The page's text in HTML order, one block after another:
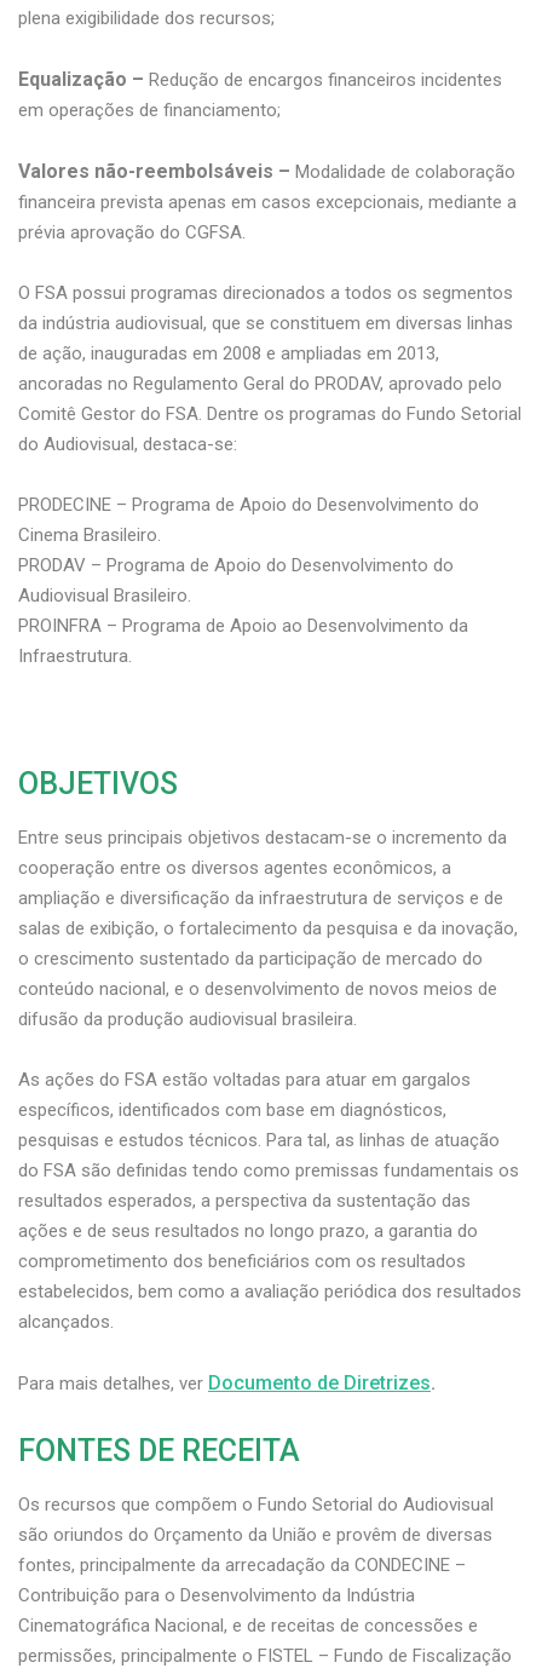
plena exigibilidade dos recursos;
Equalização – Redução de encargos financeiros incidentes
em operações de financiamento;
Valores não-reembolsáveis – Modalidade de colaboração
financeira prevista apenas em casos excepcionais, mediante a
prévia aprovação do CGFSA.
O FSA possui programas direcionados a todos os segmentos
da indústria audiovisual, que se constituem em diversas linhas
de ação, inauguradas em 2008 e ampliadas em 2013,
ancoradas no Regulamento Geral do PRODAV, aprovado pelo
Comitê Gestor do FSA. Dentre os programas do Fundo Setorial
do Audiovisual, destaca-se:
PRODECINE – Programa de Apoio do Desenvolvimento do
Cinema Brasileiro.
PRODAV – Programa de Apoio do Desenvolvimento do
Audiovisual Brasileiro.
PROINFRA – Programa de Apoio ao Desenvolvimento da
Infraestrutura.
OBJETIVOS
Entre seus principais objetivos destacam-se o incremento da
cooperação entre os diversos agentes econômicos, a
ampliação e diversificação da infraestrutura de serviços e de
salas de exibição, o fortalecimento da pesquisa e da inovação,
o crescimento sustentado da participação de mercado do
conteúdo nacional, e o desenvolvimento de novos meios de
difusão da produção audiovisual brasileira.
As ações do FSA estão voltadas para atuar em gargalos
específicos, identificados com base em diagnósticos,
pesquisas e estudos técnicos. Para tal, as linhas de atuação
do FSA são definidas tendo como premissas fundamentais os
resultados esperados, a perspectiva da sustentação das
ações e de seus resultados no longo prazo, a garantia do
comprometimento dos beneficiários com os resultados
estabelecidos, bem como a avaliação periódica dos resultados
alcançados.
Para mais detalhes, ver Documento de Diretrizes.
FONTES DE RECEITA
Os recursos que compõem o Fundo Setorial do Audiovisual
são oriundos do Orçamento da União e provêm de diversas
fontes, principalmente da arrecadação da CONDECINE –
Contribuição para o Desenvolvimento da Indústria
Cinematográfica Nacional, e de receitas de concessões e
permissões, principalmente o FISTEL – Fundo de Fiscalização